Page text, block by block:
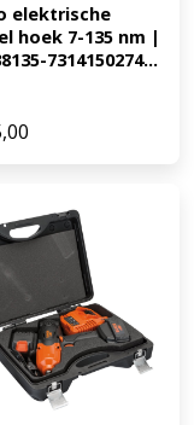
elektrische
hoek 7-135 nm |
7314150274...